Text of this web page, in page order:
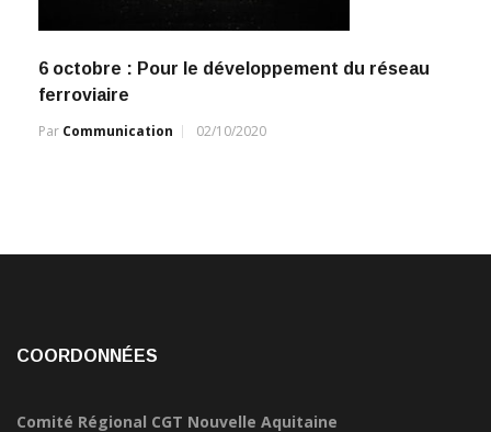
6 octobre : Pour le développement du réseau
ferroviaire
Par Communication 02/10/2020
COORDONNÉES
Comité Régional CGT Nouvelle Aquitaine